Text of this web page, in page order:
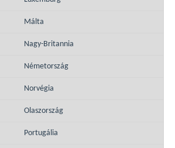
Málta
Nagy-Britannia
Németország
Norvégia
Olaszország
Portugália